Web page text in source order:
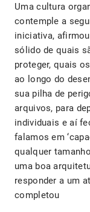
Uma cultura
contemple a
iniciativa,
sólido de quais
proteger, quais
ao longo do
sua pilha de
arquivos, para
individuais e aí
falamos em
qualquer
uma boa
responder a um
completou